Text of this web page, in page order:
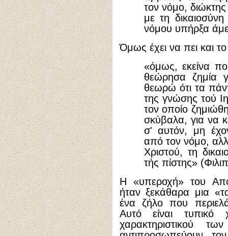
τον νόμο,
με τη
νόμου υπήρξα
Όμως έχει να πει και
«όμως, εκείνα
θεώρησα ζημία
θεωρώ ότι τα
της γνώσης τού
τον οποίο
σκύβαλα, για να
σ' αυτόν, μη
από τον νόμο,
Χριστού, τη
τής πίστης»
Η «υπεροχή» του
ήταν ξεκάθαρα μια
ένα ζήλο που
Αυτό είναι τυπικό
χαρακτηριστικού